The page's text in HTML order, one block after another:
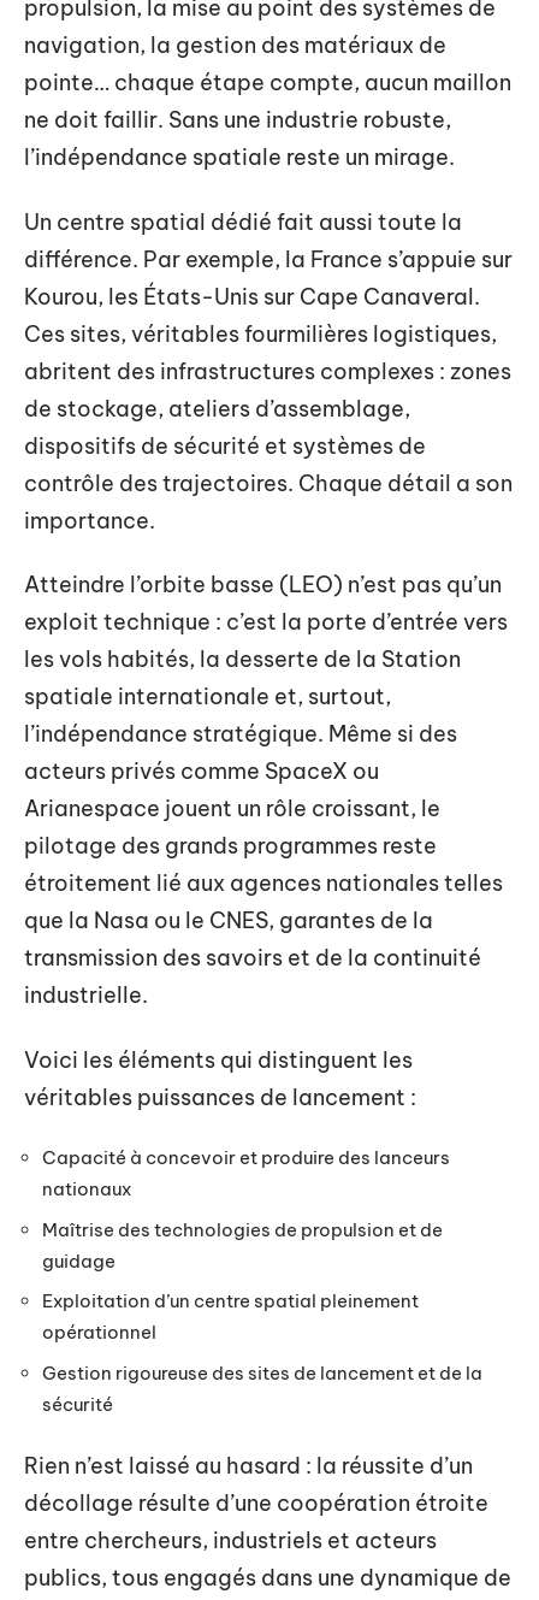
propulsion, la mise au point des systèmes de
navigation, la gestion des matériaux de
pointe… chaque étape compte, aucun maillon
ne doit faillir. Sans une industrie robuste,
l’indépendance spatiale reste un mirage.
Un centre spatial dédié fait aussi toute la
différence. Par exemple, la France s’appuie sur
Kourou, les États-Unis sur Cape Canaveral.
Ces sites, véritables fourmilières logistiques,
abritent des infrastructures complexes : zones
de stockage, ateliers d’assemblage,
dispositifs de sécurité et systèmes de
contrôle des trajectoires. Chaque détail a son
importance.
Atteindre l’orbite basse (LEO) n’est pas qu’un
exploit technique : c’est la porte d’entrée vers
les vols habités, la desserte de la Station
spatiale internationale et, surtout,
l’indépendance stratégique. Même si des
acteurs privés comme SpaceX ou
Arianespace jouent un rôle croissant, le
pilotage des grands programmes reste
étroitement lié aux agences nationales telles
que la Nasa ou le CNES, garantes de la
transmission des savoirs et de la continuité
industrielle.
Voici les éléments qui distinguent les
véritables puissances de lancement :
Capacité à concevoir et produire des lanceurs
nationaux
Maîtrise des technologies de propulsion et de
guidage
Exploitation d’un centre spatial pleinement
opérationnel
Gestion rigoureuse des sites de lancement et de la
sécurité
Rien n’est laissé au hasard : la réussite d’un
décollage résulte d’une coopération étroite
entre chercheurs, industriels et acteurs
publics, tous engagés dans une dynamique de